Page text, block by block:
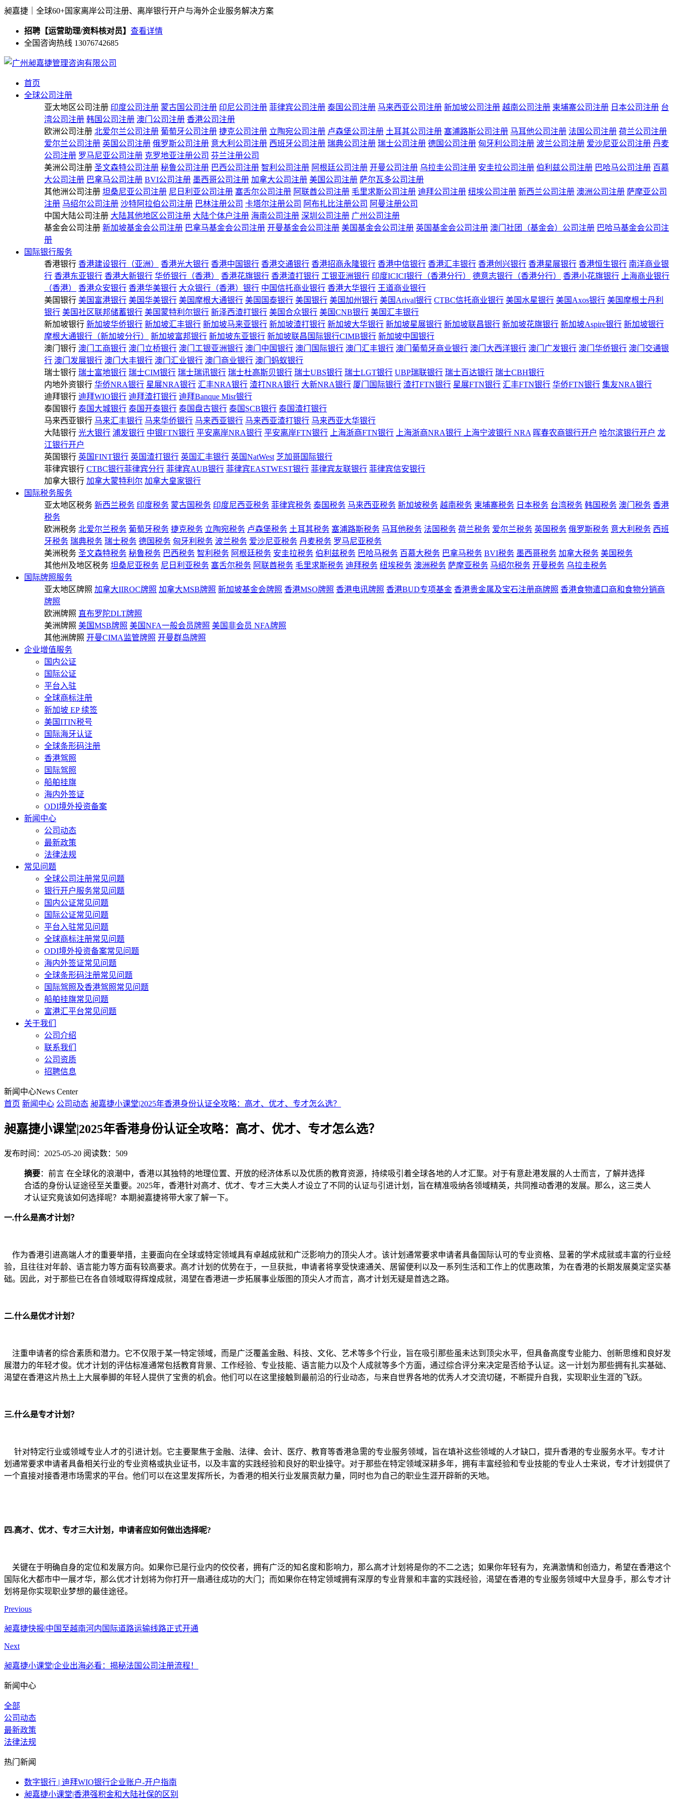
昶嘉捷｜全球60+国家离岸公司注册、离岸银行开户与海外企业服务解决方案
招聘【运营助理/资料核对员】 查看详情
全国咨询热线 13076742685
首页
全球公司注册
亚太地区公司注册 印度公司注册 蒙古国公司注册 印尼公司注册 菲律宾公司注册 泰国公司注册 马来西亚公司注册 新加坡公司注册 越南公司注册 柬埔寨公司注册 日本公司注册 台
湾公司注册 韩国公司注册 澳门公司注册 香港公司注册
欧洲公司注册 北爱尔兰公司注册 葡萄牙公司注册 捷克公司注册 立陶宛公司注册 卢森堡公司注册 土耳其公司注册 塞浦路斯公司注册 马耳他公司注册 法国公司注册 荷兰公司注册
爱尔兰公司注册 英国公司注册 俄罗斯公司注册 意大利公司注册 西班牙公司注册 瑞典公司注册 瑞士公司注册 德国公司注册 匈牙利公司注册 波兰公司注册 爱沙尼亚公司注册 丹麦
公司注册 罗马尼亚公司注册 克罗地亚注册公司 芬兰注册公司
美洲公司注册 圣文森特公司注册 秘鲁公司注册 巴西公司注册 智利公司注册 阿根廷公司注册 开曼公司注册 乌拉圭公司注册 安圭拉公司注册 伯利兹公司注册 巴哈马公司注册 百慕
大公司注册 巴拿马公司注册 BVI公司注册 墨西哥公司注册 加拿大公司注册 美国公司注册 萨尔瓦多公司注册
其他洲公司注册 坦桑尼亚公司注册 尼日利亚公司注册 塞舌尔公司注册 阿联酋公司注册 毛里求斯公司注册 迪拜公司注册 纽埃公司注册 新西兰公司注册 澳洲公司注册 萨摩亚公司
注册 马绍尔公司注册 沙特阿拉伯公司注册 巴林注册公司 卡塔尔注册公司 阿布扎比注册公司 阿曼注册公司
中国大陆公司注册 大陆其他地区公司注册 大陆个体户注册 海南公司注册 深圳公司注册 广州公司注册
基金会公司注册 新加坡基金会公司注册 巴拿马基金会公司注册 开曼基金会公司注册 美国基金会公司注册 英国基金会公司注册 澳门社团（基金会）公司注册 巴哈马基金会公司注
册
国际银行服务
香港银行 香港建设银行（亚洲） 香港光大银行 香港中国银行 香港交通银行 香港招商永隆银行 香港中信银行 香港汇丰银行 香港创兴银行 香港星展银行 香港恒生银行 南洋商业银
行 香港东亚银行 香港大新银行 华侨银行（香港） 香港花旗银行 香港渣打银行 工银亚洲银行 印度ICICI银行（香港分行） 德意志银行（香港分行） 香港小花旗银行
上海商业银行
（香港）
香港众安银行 香港华美银行 大众银行（香港）银行 中国信托商业银行 香港大华银行 王道商业银行
美国银行 美国富港银行 美国华美银行 美国摩根大通银行 美国国泰银行 美国银行 美国加州银行 美国Arival银行 CTBC信托商业银行 美国水星银行 美国Axos银行 美国摩根士丹利
银行 美国社区联邦储蓄银行 美国蒙特利尔银行 新泽西渣打银行 美国合众银行 美国CNB银行 美国汇丰银行
新加坡银行 新加坡华侨银行 新加坡汇丰银行 新加坡马来亚银行 新加坡渣打银行 新加坡大华银行 新加坡星展银行 新加坡联昌银行 新加坡花旗银行 新加坡Aspire银行 新加坡银行
摩根大通银行（新加坡分行）
新加坡富邦银行 新加坡东亚银行 新加坡联昌国际银行CIMB银行 新加坡中国银行
澳门银行 澳门工商银行 澳门立桥银行 澳门工银亚洲银行 澳门中国银行 澳门国际银行 澳门汇丰银行 澳门葡萄牙商业银行 澳门大西洋银行 澳门广发银行 澳门华侨银行 澳门交通银
行 澳门发展银行 澳门大丰银行 澳门汇业银行 澳门商业银行 澳门蚂蚁银行
瑞士银行 瑞士富地银行 瑞士CIM银行 瑞士瑞讯银行 瑞士杜高斯贝银行 瑞士UBS银行 瑞士LGT银行 UBP瑞联银行 瑞士百达银行 瑞士CBH银行
内地外资银行 华侨NRA银行 星展NRA银行 汇丰NRA银行 渣打NRA银行 大新NRA银行 厦门国际银行 渣打FTN银行 星展FTN银行 汇丰FTN银行 华侨FTN银行 集友NRA银行
迪拜银行 迪拜WIO银行 迪拜渣打银行 迪拜Banque Misr银行
泰国银行 泰国大城银行 泰国开泰银行 泰国盘古银行 泰国SCB银行 泰国渣打银行
马来西亚银行 马来汇丰银行 马来华侨银行 马来西亚银行 马来西亚渣打银行 马来西亚大华银行
大陆银行 光大银行 浦发银行 中银FTN银行 平安离岸NRA银行 平安离岸FTN银行 上海浙商FTN银行 上海浙商NRA银行 上海宁波银行 NRA 晖春农商银行开户 哈尔滨银行开户 龙
江银行开户
英国银行 英国FINT银行 英国渣打银行 英国汇丰银行 英国NatWest 芝加哥国际银行
菲律宾银行 CTBC银行菲律宾分行 菲律宾AUB银行 菲律宾EASTWEST银行 菲律宾友联银行 菲律宾信安银行
加拿大银行 加拿大蒙特利尔 加拿大皇家银行
国际税务服务
亚太地区税务 新西兰税务 印度税务 蒙古国税务 印度尼西亚税务 菲律宾税务 泰国税务 马来西亚税务 新加坡税务 越南税务 柬埔寨税务 日本税务 台湾税务 韩国税务 澳门税务 香港
税务
欧洲税务 北爱尔兰税务 葡萄牙税务 捷克税务 立陶宛税务 卢森堡税务 土耳其税务 塞浦路斯税务 马耳他税务 法国税务 荷兰税务 爱尔兰税务 英国税务 俄罗斯税务 意大利税务 西班
牙税务 瑞典税务 瑞士税务 德国税务 匈牙利税务 波兰税务 爱沙尼亚税务 丹麦税务 罗马尼亚税务
美洲税务 圣文森特税务 秘鲁税务 巴西税务 智利税务 阿根廷税务 安圭拉税务 伯利兹税务 巴哈马税务 百慕大税务 巴拿马税务 BVI税务 墨西哥税务 加拿大税务 美国税务
其他州及地区税务 坦桑尼亚税务 尼日利亚税务 塞舌尔税务 阿联酋税务 毛里求斯税务 迪拜税务 纽埃税务 澳洲税务 萨摩亚税务 马绍尔税务 开曼税务 乌拉圭税务
国际牌照服务
亚太地区牌照 加拿大IIROC牌照 加拿大MSB牌照 新加坡基金会牌照 香港MSO牌照 香港电讯牌照 香港BUD专项基金 香港贵金属及宝石注册商牌照 香港食物遣口商和食物分销商
牌照
欧洲牌照 直布罗陀DLT牌照
美洲牌照 美国MSB牌照 美国NFA一般会员牌照 美国非会员 NFA牌照
其他洲牌照 开曼CIMA监管牌照 开曼群岛牌照
企业增值服务
国内公证
国际公证
平台入驻
全球商标注册
新加坡 EP 续签
美国ITIN税号
国际海牙认证
全球条形码注册
香港驾照
国际驾照
船舶挂旗
海内外签证
ODI境外投资备案
新闻中心
公司动态
最新政策
法律法规
常见问题
全球公司注册常见问题
银行开户服务常见问题
国内公证常见问题
国际公证常见问题
平台入驻常见问题
全球商标注册常见问题
ODI境外投资备案常见问题
海内外签证常见问题
全球条形码注册常见问题
国际驾照及香港驾照常见问题
船舶挂旗常见问题
富港汇平台常见问题
关于我们
公司介绍
联系我们
公司资质
招聘信息
新闻中心News Center
首页 新闻中心 公司动态 昶嘉捷小课堂|2025年香港身份认证全攻略：高才、优才、专才怎么选？
昶嘉捷小课堂|2025年香港身份认证全攻略：高才、优才、专才怎么选？
发布时间：2025-05-20 阅读数：509
摘要：前言 在全球化的浪潮中，香港以其独特的地理位置、开放的经济体系以及优质的教育资源，持续吸引着全球各地的人才汇聚。对于有意赴港发展的人士而言，了解并选择
合适的身份认证途径至关重要。2025年，香港针对高才、优才、专才三大类人才设立了不同的认证与引进计划，旨在精准吸纳各领域精英，共同推动香港的发展。那么，这三类人
才认证究竟该如何选择呢？本期昶嘉捷将带大家了解一下。
一.什么是高才计划？
作为香港引进高端人才的重要举措，主要面向在全球或特定领域具有卓越成就和广泛影响力的顶尖人才。该计划通常要求申请者具备国际认可的专业资格、显著的学术成就或丰富的行业经
验，且往往对年龄、语言能力等方面有较高要求。高才计划的优势在于，一旦获批，申请者将享受快速通关、居留便利以及一系列生活和工作上的优惠政策，为在香港的长期发展奠定坚实基
础。因此，对于那些已在各自领域取得辉煌成就，渴望在香港进一步拓展事业版图的顶尖人才而言，高才计划无疑是首选之路。
二.什么是优才计划？
注重申请者的综合素质和潜力。它不仅限于某一特定领域，而是广泛覆盖金融、科技、文化、艺术等多个行业，旨在吸引那些虽未达到顶尖水平，但具备高度专业能力、创新思维和良好发
展潜力的年轻才俊。优才计划的评估标准通常包括教育背景、工作经验、专业技能、语言能力以及个人成就等多个方面，通过综合评分来决定是否给予认证。这一计划为那些拥有扎实基础、
渴望在香港这片热土上大展拳脚的年轻人提供了宝贵的机会。他们可以在这里接触到最前沿的行业动态，与来自世界各地的优秀人才交流切磋，不断提升自我，实现职业生涯的飞跃。
三.什么是专才计划？
针对特定行业或领域专业人才的引进计划。它主要聚焦于金融、法律、会计、医疗、教育等香港急需的专业服务领域，旨在填补这些领域的人才缺口，提升香港的专业服务水平。专才计
划通常要求申请者具备相关行业的专业资格或执业证书，以及丰富的实践经验和良好的职业操守。对于那些在特定领域深耕多年，拥有丰富经验和专业技能的专业人士来说，专才计划提供了
一个直接对接香港市场需求的平台。他们可以在这里发挥所长，为香港的相关行业发展贡献力量，同时也为自己的职业生涯开辟新的天地。
四.高才、优才、专才三大计划，申请者应如何做出选择呢?
关键在于明确自身的定位和发展方向。如果你已是行业内的佼佼者，拥有广泛的知名度和影响力，那么高才计划将是你的不二之选；如果你年轻有为，充满激情和创造力，希望在香港这个
国际化大都市中一展才华，那么优才计划将为你打开一扇通往成功的大门；而如果你在特定领域拥有深厚的专业背景和丰富的实践经验，渴望在香港的专业服务领域中大显身手，那么专才计
划将是你实现职业梦想的最佳途径。
Previous
昶嘉捷快报|中国至越南河内国际道路运输线路正式开通
Next
昶嘉捷小课堂|企业出海必看：揭秘法国公司注册流程！
新闻中心
全部
公司动态
最新政策
法律法规
热门新闻
数字银行 | 迪拜WIO银行企业账户-开户指南
昶嘉捷小课堂|香港强积金和大陆社保的区别